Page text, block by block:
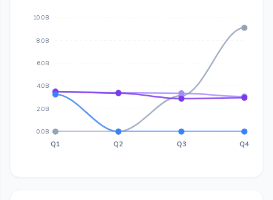
10.0B
8.0B
6.0B
4.0B
2.0B
0.0B
Q1 Q2 Q3 Q4